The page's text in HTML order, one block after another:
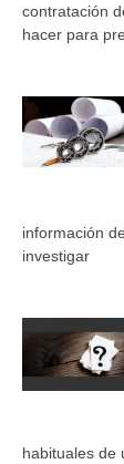
contratación
hacer para
información
investigar
habituales de